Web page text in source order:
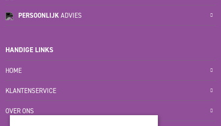
PERSOONLIJKADVIES
HANDIGE LINKS
HOME
KLANTENSERVICE
OVER ONS